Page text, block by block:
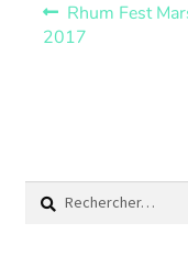
Rhum Fest
2017